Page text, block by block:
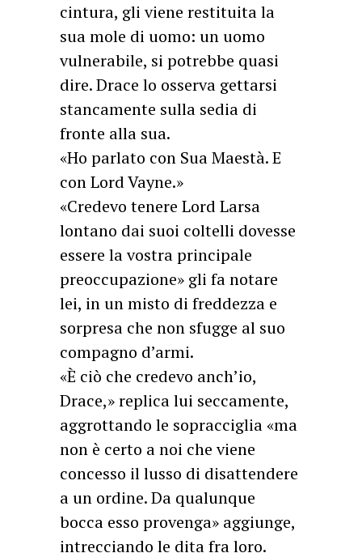
cintura, gli viene restituita la
sua mole di uomo: un uomo
vulnerabile, si potrebbe quasi
dire. Drace lo osserva gettarsi
stancamente sulla sedia di
fronte alla sua.
«Ho parlato con Sua Maestà. E
con Lord Vayne.»
«Credevo tenere Lord Larsa
lontano dai suoi coltelli dovesse
essere la vostra principale
preoccupazione» gli fa notare
lei, in un misto di freddezza e
sorpresa che non sfugge al suo
compagno d’armi.
«È ciò che credevo anch’io,
Drace,» replica lui seccamente,
aggrottando le sopracciglia «ma
non è certo a noi che viene
concesso il lusso di disattendere
a un ordine. Da qualunque
bocca esso provenga» aggiunge,
intrecciando le dita fra loro.